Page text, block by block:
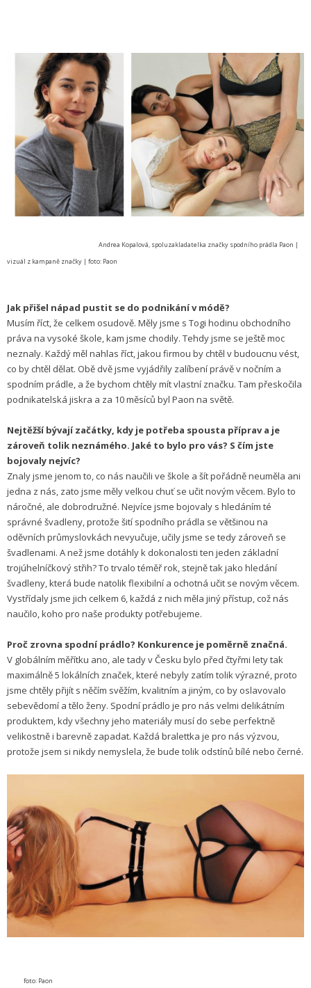
Andrea Kopalová, spoluzakladatelka značky spodního prádla Paon |
vizuál z kampaně značky | foto: Paon
Jak přišel nápad pustit se do podnikání v módě?
Musím říct, že celkem osudově. Měly jsme s Togi hodinu obchodního
práva na vysoké škole, kam jsme chodily. Tehdy jsme se ještě moc
neznaly. Každý měl nahlas říct, jakou firmou by chtěl v budoucnu vést,
co by chtěl dělat. Obě dvě jsme vyjádřily zalíbení právě v nočním a
spodním prádle, a že bychom chtěly mít vlastní značku. Tam přeskočila
podnikatelská jiskra a za 10 měsíců byl Paon na světě.
Nejtěžší bývají začátky, kdy je potřeba spousta příprav a je
zároveň tolik neznámého. Jaké to bylo pro vás? S čím jste
bojovaly nejvíc?
Znaly jsme jenom to, co nás naučili ve škole a šít pořádně neuměla ani
jedna z nás, zato jsme měly velkou chuť se učit novým věcem. Bylo to
náročné, ale dobrodružné. Nejvíce jsme bojovaly s hledáním té
správné švadleny, protože šití spodního prádla se většinou na
oděvních průmyslovkách nevyučuje, učily jsme se tedy zároveň se
švadlenami. A než jsme dotáhly k dokonalosti ten jeden základní
trojúhelníčkový střih? To trvalo téměř rok, stejně tak jako hledání
švadleny, která bude natolik flexibilní a ochotná učit se novým věcem.
Vystřídaly jsme jich celkem 6, každá z nich měla jiný přístup, což nás
naučilo, koho pro naše produkty potřebujeme.
Proč zrovna spodní prádlo? Konkurence je poměrně značná.
V globálním měřítku ano, ale tady v Česku bylo před čtyřmi lety tak
maximálně 5 lokálních značek, které nebyly zatím tolik výrazné, proto
jsme chtěly přijít s něčím svěžím, kvalitním a jiným, co by oslavovalo
sebevědomí a tělo ženy. Spodní prádlo je pro nás velmi delikátním
produktem, kdy všechny jeho materiály musí do sebe perfektně
velikostně i barevně zapadat. Každá bralettka je pro nás výzvou,
protože jsem si nikdy nemyslela, že bude tolik odstínů bílé nebo černé.
foto: Paon